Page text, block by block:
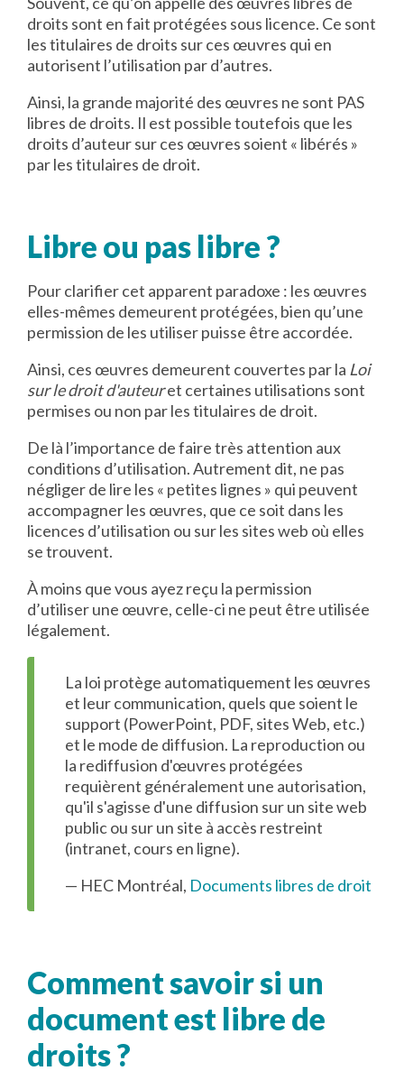
droits sont en fait protégées sous licence. Ce sont
les titulaires de droits sur ces œuvres qui en
autorisent l’utilisation par d’autres.
Ainsi, la grande majorité des œuvres ne sont PAS
libres de droits. Il est possible toutefois que les
droits d’auteur sur ces œuvres soient « libérés »
par les titulaires de droit.
Libre ou pas libre ?
Pour clarifier cet apparent paradoxe : les œuvres
elles-mêmes demeurent protégées, bien qu’une
permission de les utiliser puisse être accordée.
Ainsi, ces œuvres demeurent couvertes par la Loi
sur le droit d'auteuret certaines utilisations sont
permises ou non par les titulaires de droit.
De là l’importance de faire très attention aux
conditions d’utilisation. Autrement dit, ne pas
négliger de lire les « petites lignes » qui peuvent
accompagner les œuvres, que ce soit dans les
licences d’utilisation ou sur les sites web où elles
se trouvent.
À moins que vous ayez reçu la permission
d’utiliser une œuvre, celle-ci ne peut être utilisée
légalement.
La loi protège automatiquement les œuvres
et leur communication, quels que soient le
support (PowerPoint, PDF, sites Web, etc.)
et le mode de diffusion. La reproduction ou
la rediffusion d'œuvres protégées
requièrent généralement une autorisation,
qu'il s'agisse d'une diffusion sur un site web
public ou sur un site à accès restreint
(intranet, cours en ligne).
— HEC Montréal, Documents libres de droit
Comment savoir si un
document est libre de
droits ?